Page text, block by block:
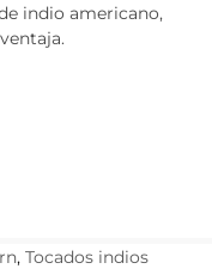
indio americano,
, Tocados indios